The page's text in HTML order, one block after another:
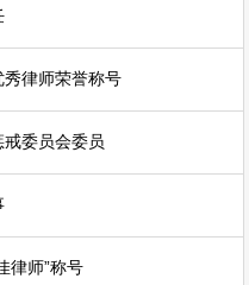
秀律师荣誉称号
委员会委员
律师”称号